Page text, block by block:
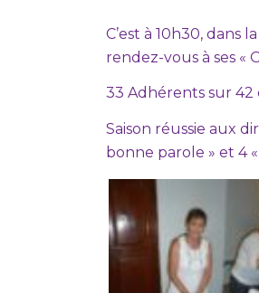
C’est à 10h30, dans
rendez-vous à ses «
33 Adhérents sur 42
Saison réussie aux
bonne parole » et 4